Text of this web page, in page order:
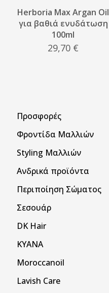
Herboria Max Argan Oil
για βαθιά ενυδάτωση
100ml
29,70 €
Προσφορές
Φροντίδα Μαλλιών
Styling Μαλλιών
Ανδρικά προϊόντα
Περιποίηση Σώματος
Σεσουάρ
DK Hair
KYANA
Moroccanoil
Lavish Care